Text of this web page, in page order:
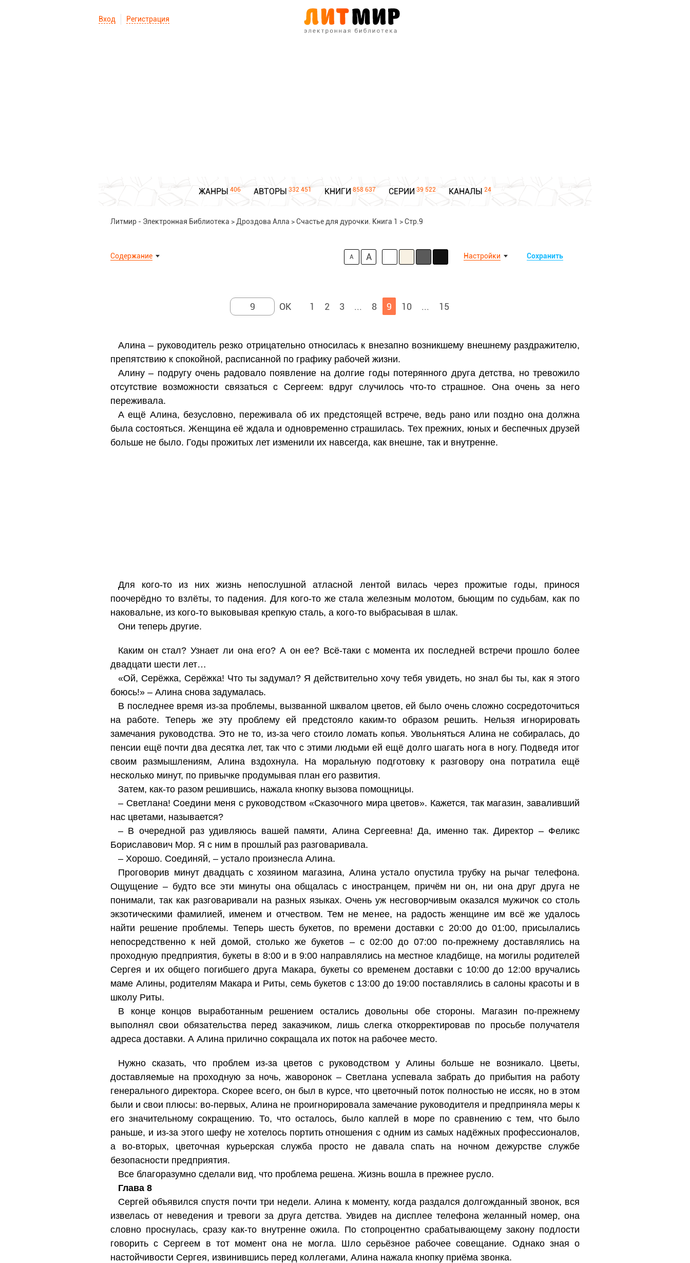
Вход Регистрация
ЖАНРЫ 406 АВТОРЫ 332 451 КНИГИ 858 637 СЕРИИ 39 522 КАНАЛЫ 24
Литмир - Электронная Библиотека > Дроздова Алла >Счастье для дурочки. Книга 1 >Стр.9
Содержание Сохранить
Настройки
A A
1 2 3 ... 8 9 10 ... 15
Алина – руководитель резко отрицательно относилась к внезапно возникшему внешнему раздражителю,
препятствию к спокойной, расписанной по графику рабочей жизни.
Алину – подругу очень радовало появление на долгие годы потерянного друга детства, но тревожило
отсутствие возможности связаться с Сергеем: вдруг случилось что-то страшное. Она очень за него
переживала.
А ещё Алина, безусловно, переживала об их предстоящей встрече, ведь рано или поздно она должна
была состояться. Женщина её ждала и одновременно страшилась. Тех прежних, юных и беспечных друзей
больше не было. Годы прожитых лет изменили их навсегда, как внешне, так и внутренне.
Для кого-то из них жизнь непослушной атласной лентой вилась через прожитые годы, принося
поочерёдно то взлёты, то падения. Для кого-то же стала железным молотом, бьющим по судьбам, как по
наковальне, из кого-то выковывая крепкую сталь, а кого-то выбрасывая в шлак.
Они теперь другие.
Каким он стал? Узнает ли она его? А он ее? Всё-таки с момента их последней встречи прошло более
двадцати шести лет…
«Ой, Серёжка, Серёжка! Что ты задумал? Я действительно хочу тебя увидеть, но знал бы ты, как я этого
боюсь!» – Алина снова задумалась.
В последнее время из-за проблемы, вызванной шквалом цветов, ей было очень сложно сосредоточиться
на работе. Теперь же эту проблему ей предстояло каким-то образом решить. Нельзя игнорировать
замечания руководства. Это не то, из-за чего стоило ломать копья. Увольняться Алина не собиралась, до
пенсии ещё почти два десятка лет, так что с этими людьми ей ещё долго шагать нога в ногу. Подведя итог
своим размышлениям, Алина вздохнула. На моральную подготовку к разговору она потратила ещё
несколько минут, по привычке продумывая план его развития.
Затем, как-то разом решившись, нажала кнопку вызова помощницы.
– Светлана! Соедини меня с руководством «Сказочного мира цветов». Кажется, так магазин, заваливший
нас цветами, называется?
– В очередной раз удивляюсь вашей памяти, Алина Сергеевна! Да, именно так. Директор – Феликс
Бориславович Мор. Я с ним в прошлый раз разговаривала.
– Хорошо. Соединяй, – устало произнесла Алина.
Проговорив минут двадцать с хозяином магазина, Алина устало опустила трубку на рычаг телефона.
Ощущение – будто все эти минуты она общалась с иностранцем, причём ни он, ни она друг друга не
понимали, так как разговаривали на разных языках. Очень уж несговорчивым оказался мужичок со столь
экзотическими фамилией, именем и отчеством. Тем не менее, на радость женщине им всё же удалось
найти решение проблемы. Теперь шесть букетов, по времени доставки с 20:00 до 01:00, присылались
непосредственно к ней домой, столько же букетов – с 02:00 до 07:00 по-прежнему доставлялись на
проходную предприятия, букеты в 8:00 и в 9:00 направлялись на местное кладбище, на могилы родителей
Сергея и их общего погибшего друга Макара, букеты со временем доставки с 10:00 до 12:00 вручались
маме Алины, родителям Макара и Риты, семь букетов с 13:00 до 19:00 поставлялись в салоны красоты и в
школу Риты.
В конце концов выработанным решением остались довольны обе стороны. Магазин по-прежнему
выполнял свои обязательства перед заказчиком, лишь слегка откорректировав по просьбе получателя
адреса доставки. А Алина прилично сокращала их поток на рабочее место.
Нужно сказать, что проблем из-за цветов с руководством у Алины больше не возникало. Цветы,
доставляемые на проходную за ночь, жаворонок – Светлана успевала забрать до прибытия на работу
генерального директора. Скорее всего, он был в курсе, что цветочный поток полностью не иссяк, но в этом
были и свои плюсы: во-первых, Алина не проигнорировала замечание руководителя и предприняла меры к
его значительному сокращению. То, что осталось, было каплей в море по сравнению с тем, что было
раньше, и из-за этого шефу не хотелось портить отношения с одним из самых надёжных профессионалов,
а во-вторых, цветочная курьерская служба просто не давала спать на ночном дежурстве службе
безопасности предприятия.
Все благоразумно сделали вид, что проблема решена. Жизнь вошла в прежнее русло.
Глава 8
Сергей объявился спустя почти три недели. Алина к моменту, когда раздался долгожданный звонок, вся
извелась от неведения и тревоги за друга детства. Увидев на дисплее телефона желанный номер, она
словно проснулась, сразу как-то внутренне ожила. По стопроцентно срабатывающему закону подлости
говорить с Сергеем в тот момент она не могла. Шло серьёзное рабочее совещание. Однако зная о
настойчивости Сергея, извинившись перед коллегами, Алина нажала кнопку приёма звонка.